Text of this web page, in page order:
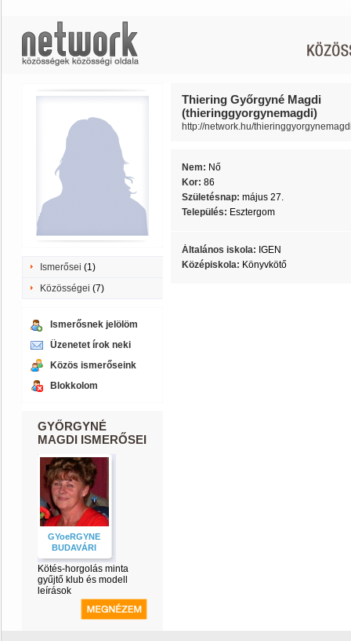
Ismerősei (1)
Közösségei (7)
Ismerősnek jelölöm
Üzenetet írok neki
Közös ismerőseink
Blokkolom
GYŐRGYNÉ
MAGDI ISMERŐSEI
GYoeRGYNE
BUDAVÁRI
Kötés-horgolás minta
gyűjtő klub és modell
leírások
Thiering Győrgyné Magdi
(thieringgyorgynemagdi)
http://network.hu/
Nem: Nő
Kor: 86
Születésnap: május 27.
Település: Esztergom
Általános iskola: IGEN
Középiskola: Könyvkötő